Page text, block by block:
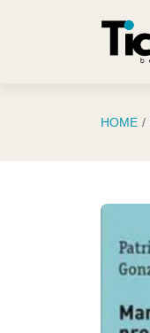
HOME